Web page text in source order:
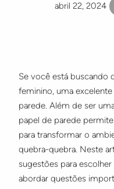
abril 22, 2024
Se você está buscando
feminino, uma
parede. Além de ser
papel de parede
para transformar o
quebra-quebra. Neste
sugestões para
abordar questões